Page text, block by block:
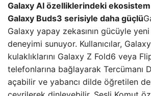
Galaxy AI özelliklerindeki
Galaxy Buds3 serisiyle daha güçlü
Galaxy yapay zekasının gücüyle
deneyimi sunuyor. Kullanıcılar,
kulaklıklarını Galaxy Z Fold6 veya
telefonlarına bağlayarak Tercümanı
açabilir ve yabancı dilde öğretilen